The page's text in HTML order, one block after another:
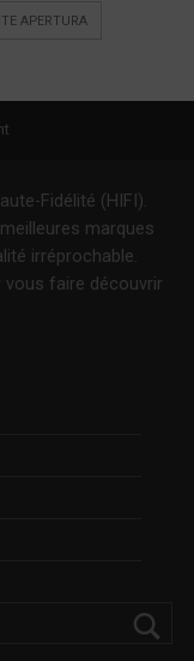
APERTURA
Fidélité (HIFI).
marques
irréprochable.
vous faire découvrir